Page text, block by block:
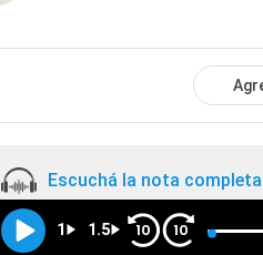
Escuchá la nota completa
1 1.5 10 10